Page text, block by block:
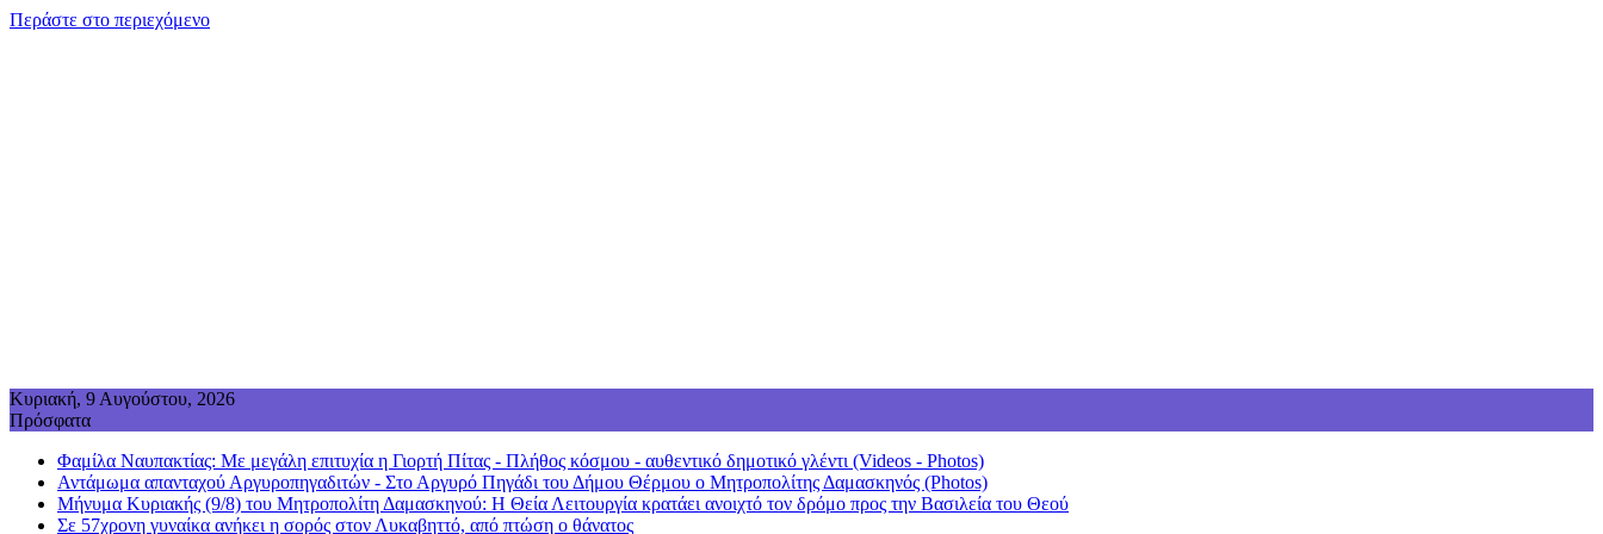
Περάστε στο περιεχόμενο
Κυριακή, 9 Αυγούστου, 2026
Πρόσφατα
Φαμίλα Ναυπακτίας: Με μεγάλη επιτυχία η Γιορτή Πίτας - Πλήθος κόσμου - αυθεντικό δημοτικό γλέντι (Videos - Photos)
Αντάμωμα απανταχού Αργυροπηγαδιτών - Στο Αργυρό Πηγάδι του Δήμου Θέρμου ο Μητροπολίτης Δαμασκηνός (Photos)
Μήνυμα Κυριακής (9/8) του Μητροπολίτη Δαμασκηνού: Η Θεία Λειτουργία κρατάει ανοιχτό τον δρόμο προς την Βασιλεία του Θεού
Σε 57χρονη γυναίκα ανήκει η σορός στον Λυκαβηττό, από πτώση ο θάνατος